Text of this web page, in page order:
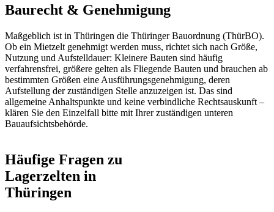
Baurecht & Genehmigung
Maßgeblich ist in Thüringen die Thüringer Bauordnung (ThürBO).
Ob ein Mietzelt genehmigt werden muss, richtet sich nach Größe,
Nutzung und Aufstelldauer: Kleinere Bauten sind häufig
verfahrensfrei, größere gelten als Fliegende Bauten und brauchen ab
bestimmten Größen eine Ausführungsgenehmigung, deren
Aufstellung der zuständigen Stelle anzuzeigen ist. Das sind
allgemeine Anhaltspunkte und keine verbindliche Rechtsauskunft –
klären Sie den Einzelfall bitte mit Ihrer zuständigen unteren
Bauaufsichtsbehörde.
Häufige Fragen zu
Lagerzelten in
Thüringen